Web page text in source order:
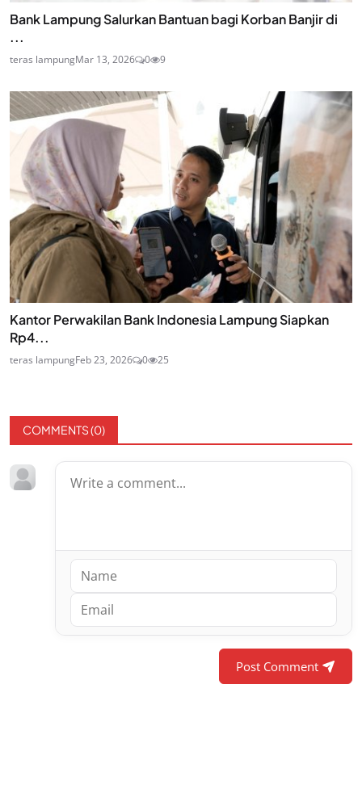
Bank Lampung Salurkan Bantuan bagi Korban Banjir di
...
teras lampungMar 13, 2026 0 9
Kantor Perwakilan Bank Indonesia Lampung Siapkan
Rp4...
teras lampungFeb 23, 2026 0 25
COMMENTS (0)
Post Comment